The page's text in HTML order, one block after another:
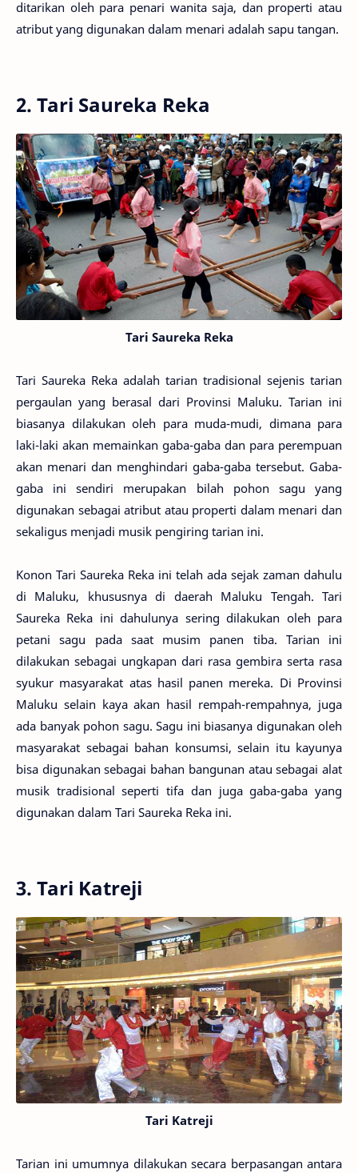
ditarikan oleh para penari wanita saja, dan properti atau
atribut yang digunakan dalam menari adalah sapu tangan.
2. Tari Saureka Reka
Tari Saureka Reka
Tari Saureka Reka adalah tarian tradisional sejenis tarian
pergaulan yang berasal dari Provinsi Maluku. Tarian ini
biasanya dilakukan oleh para muda-mudi, dimana para
laki-laki akan memainkan gaba-gaba dan para perempuan
akan menari dan menghindari gaba-gaba tersebut. Gaba-
gaba ini sendiri merupakan bilah pohon sagu yang
digunakan sebagai atribut atau properti dalam menari dan
sekaligus menjadi musik pengiring tarian ini.
Konon Tari Saureka Reka ini telah ada sejak zaman dahulu
di Maluku, khususnya di daerah Maluku Tengah. Tari
Saureka Reka ini dahulunya sering dilakukan oleh para
petani sagu pada saat musim panen tiba. Tarian ini
dilakukan sebagai ungkapan dari rasa gembira serta rasa
syukur masyarakat atas hasil panen mereka. Di Provinsi
Maluku selain kaya akan hasil rempah-rempahnya, juga
ada banyak pohon sagu. Sagu ini biasanya digunakan oleh
masyarakat sebagai bahan konsumsi, selain itu kayunya
bisa digunakan sebagai bahan bangunan atau sebagai alat
musik tradisional seperti tifa dan juga gaba-gaba yang
digunakan dalam Tari Saureka Reka ini.
3. Tari Katreji
Tari Katreji
Tarian ini umumnya dilakukan secara berpasangan antara